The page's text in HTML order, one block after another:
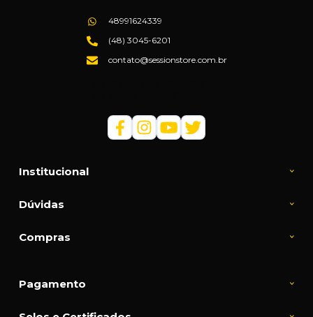
Institucional
Dúvidas
Compras
48991624339
(48) 3045-6201
contato@sessionstore.com.br
Pagamento